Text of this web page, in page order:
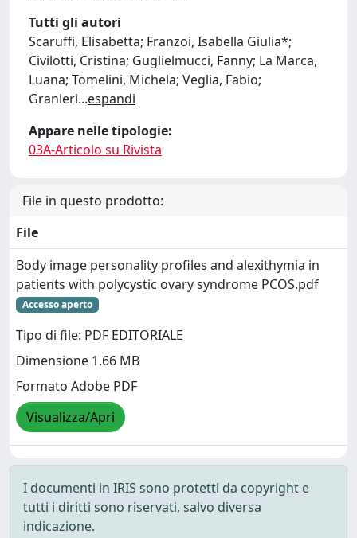
Tutti gli autori
Scaruffi, Elisabetta; Franzoi, Isabella Giulia*;
Civilotti, Cristina; Guglielmucci, Fanny; La Marca,
Luana; Tomelini, Michela; Veglia, Fabio;
Granieri...espandi
Appare nelle tipologie:
03A-Articolo su Rivista
File in questo prodotto:
File
Body image personality profiles and alexithymia in
patients with polycystic ovary syndrome PCOS.pdf
Accesso aperto
Tipo di file: PDF EDITORIALE
Dimensione 1.66 MB
Formato Adobe PDF
Visualizza/Apri
I documenti in IRIS sono protetti da copyright e
tutti i diritti sono riservati, salvo diversa
indicazione.